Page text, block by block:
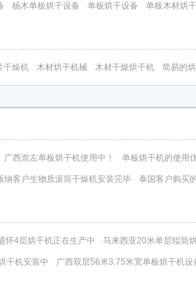
杨木单板烘干设备 单板烘干设备 单板木材烘
干燥机 木材烘干机械 木材干燥烘干机 简易的
广西崇左单板烘干机使用中！ 单板烘干机的使用
纳客户生物质滚筒干燥机安装完毕 泰国客户购买
怀4层烘干机正在生产中 马来西亚20米单层辊筒
干机安装中 广西双层56米3.75米宽单板烘干机设